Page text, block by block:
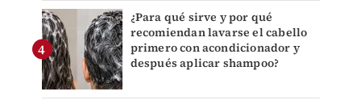
¿Para qué sirve y por qué
recomiendan lavarse el cabello
primero con acondicionador y
después aplicar shampoo?